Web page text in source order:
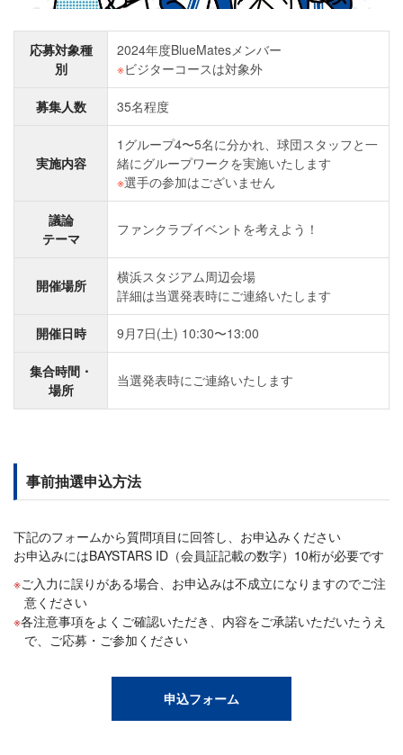
応募対象種
別
2024年度BlueMatesメンバー
※ビジターコースは対象外
募集人数 35名程度
実施内容
1グループ4〜5名に分かれ、球団スタッフと一
緒にグループワークを実施いたします
※選手の参加はございません
議論
テーマ
ファンクラブイベントを考えよう！
開催場所
横浜スタジアム周辺会場
詳細は当選発表時にご連絡いたします
開催日時 9月7日(土) 10:30〜13:00
集合時間・
場所
当選発表時にご連絡いたします
事前抽選申込方法
下記のフォームから質問項目に回答し、お申込みください
お申込みにはBAYSTARS ID（会員証記載の数字）10桁が必要です
ご入力に誤りがある場合、お申込みは不成立になりますのでご注
意ください
各注意事項をよくご確認いただき、内容をご承諾いただいたうえ
で、ご応募・ご参加ください
申込フォーム